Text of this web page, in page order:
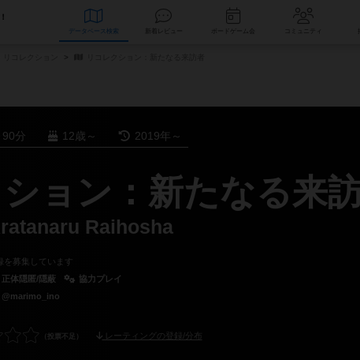
データベース コミ
分 12歳～ 2019年～
ョン：新たなる来
Raihosha
を募集しています
正体隠匿/隠蔽
協力プレイ
@marimo_ino
レーティングの登録/分布